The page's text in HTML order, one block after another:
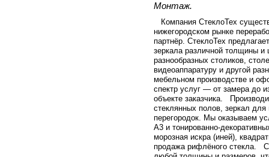
Монтаж.
Компания СтеклоТех
нижегородском рынке
партнёр. СтеклоТех
зеркала различной толщины
разнообразных столиков,
видеоаппаратуру и другой
мебельном производстве и
спектр услуг — от замера до
объекте заказчика.
стеклянных полов, зеркал
перегородок. Мы оказываем
А3 и тонированно-
морозная искра (иней),
продажа рифлёного стекла.